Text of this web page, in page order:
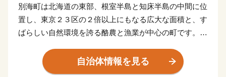
別海町は北海道の東部、根室半島と知床半島の中間に位
置し、東京２３区の２倍以上にもなる広大な面積と、す
ばらしい自然環境を誇る酪農と漁業が中心の町です。
一方、東部には日本最大級の砂嘴（さし）で、ラムサー
ル条約湿地に登録されている「野付半島」や、南部には
自治体情報を見る